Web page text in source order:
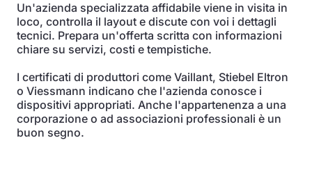
Un'azienda specializzata affidabile viene in visita in
loco, controlla il layout e discute con voi i dettagli
tecnici. Prepara un'offerta scritta con informazioni
chiare su servizi, costi e tempistiche.
I certificati di produttori come Vaillant, Stiebel Eltron
o Viessmann indicano che l'azienda conosce i
dispositivi appropriati. Anche l'appartenenza a una
corporazione o ad associazioni professionali è un
buon segno.